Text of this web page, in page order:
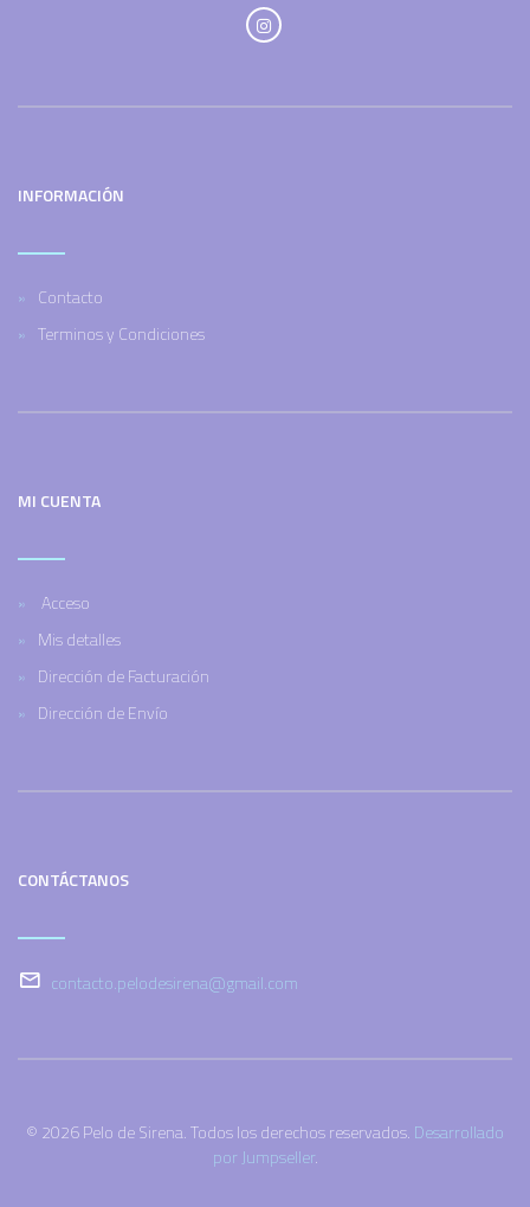
INFORMACIÓN
Contacto
Terminos y Condiciones
MI CUENTA
Acceso
Mis detalles
Dirección de Facturación
Dirección de Envío
CONTÁCTANOS
contacto.pelodesirena@gmail.com
© 2026 Pelo de Sirena. Todos los derechos reservados. Desarrollado
por Jumpseller.